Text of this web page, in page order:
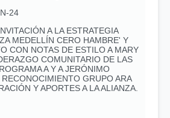
24
A LA ESTRATEGIA
MEDELLÍN CERO HAMBRE' Y
CON NOTAS DE ESTILO A MARY
COMUNITARIO DE LAS
A Y A JERÓNIMO
GRUPO ARA
Y APORTES A LA ALIANZA.